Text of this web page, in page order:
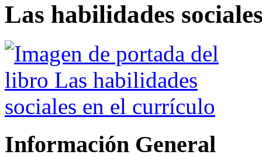
Las habilidades
Información General